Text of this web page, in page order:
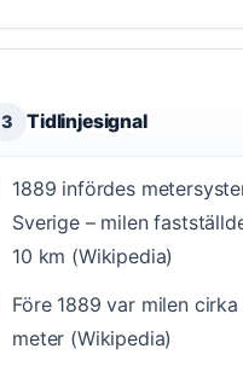
3 Tidlinjesignal
1889 infördes
Sverige – milen
10 km (Wikipedia)
Före 1889 var milen
meter (Wikipedia)